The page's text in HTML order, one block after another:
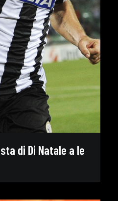
di Di Natale a le